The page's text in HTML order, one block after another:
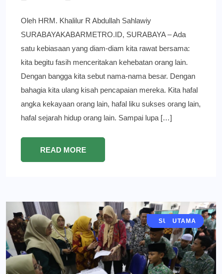
Oleh HRM. Khalilur R Abdullah Sahlawiy
SURABAYAKABARMETRO.ID, SURABAYA – Ada
satu kebiasaan yang diam-diam kita rawat bersama:
kita begitu fasih menceritakan kehebatan orang lain.
Dengan bangga kita sebut nama-nama besar. Dengan
bahagia kita ulang kisah pencapaian mereka. Kita hafal
angka kekayaan orang lain, hafal liku sukses orang lain,
hafal sejarah hidup orang lain. Sampai lupa […]
READ MORE
BERITA
GRESIK
JAWA TIMUR
KESEHATAN
SURABAYA
UTAMA